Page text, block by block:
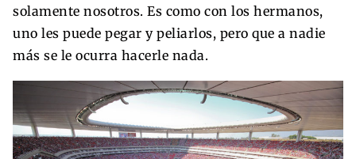
solamente nosotros. Es como con los hermanos,
uno les puede pegar y peliarlos, pero que a nadie
más se le ocurra hacerle nada.